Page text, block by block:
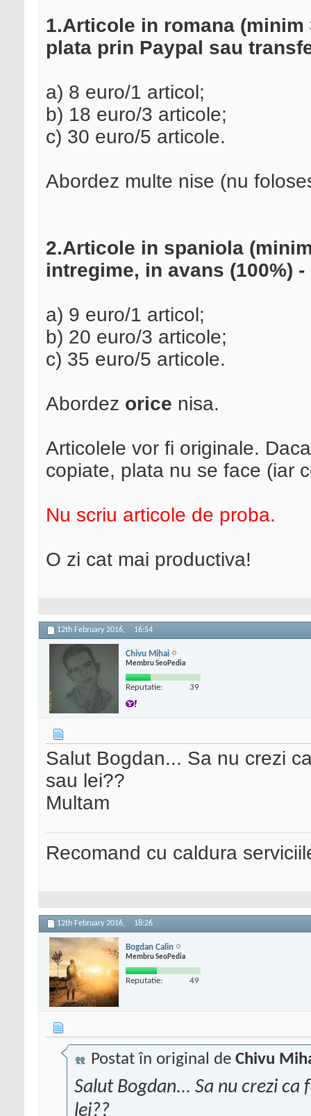
1.Articole in romana (minim
plata prin Paypal sau
a) 8 euro/1 articol;
b) 18 euro/3 articole;
c) 30 euro/5 articole.
Abordez multe nise (nu
2.Articole in spaniola
intregime, in avans (100%)
a) 9 euro/1 articol;
b) 20 euro/3 articole;
c) 35 euro/5 articole.
Abordez orice nisa.
Articolele vor fi originale.
copiate, plata nu se face (iar
Nu scriu articole de proba.
O zi cat mai productiva!
12th February 2016, 16:54
Chivu Mihai
Membru SeoPedia
Reputatie: 39
Salut Bogdan... Sa nu crezi
sau lei??
Multam
Recomand cu caldura
12th February 2016, 18:26
Bogdan Calin
Membru SeoPedia
Reputatie: 49
Postat în original de Chivu
Salut Bogdan... Sa nu crezi
lei??